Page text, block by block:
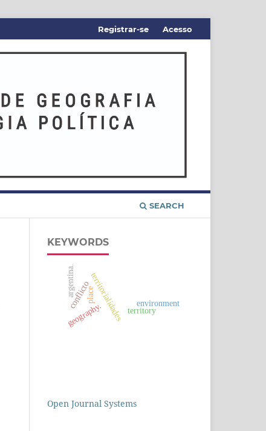
SEARCH
Registrar-se Acesso
KEYWORDS
territorialidades
conflicto
argentina.
environment
territory
place
geography.
Open Journal Systems